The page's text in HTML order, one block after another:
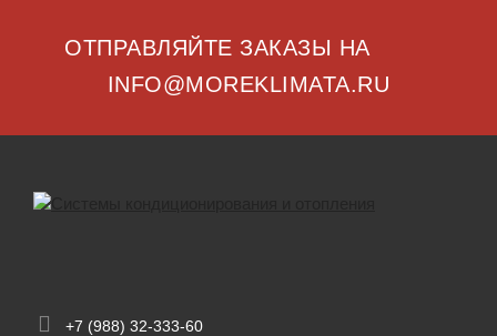
ОТПРАВЛЯЙТЕ ЗАКАЗЫ НА
INFO@MOREKLIMATA.RU
+7 (988) 32-333-60